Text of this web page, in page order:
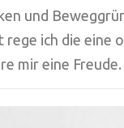
und
ich die eine
mir eine Freude.